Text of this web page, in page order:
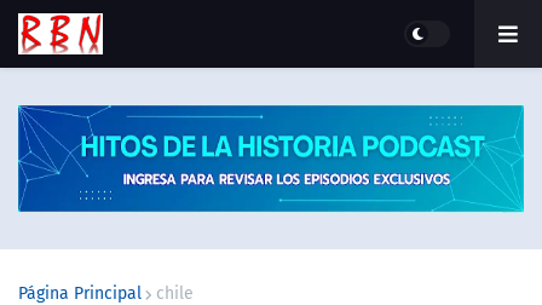
Página Principal chile